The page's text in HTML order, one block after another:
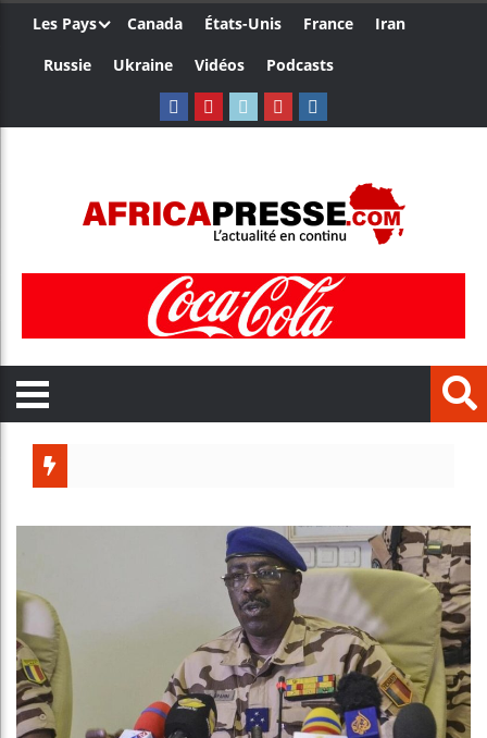
Les Pays Canada États-Unis France
Iran
Russie
Ukraine Vidéos Podcasts
Guinée
Bénin :